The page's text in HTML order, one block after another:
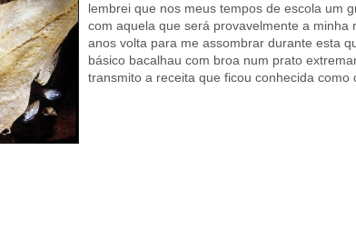
lembrei que nos meus tempos de escola um
com aquela que será provavelmente a
anos volta para me assombrar durante esta
básico bacalhau com broa num prato
transmito a receita que ficou conhecida como